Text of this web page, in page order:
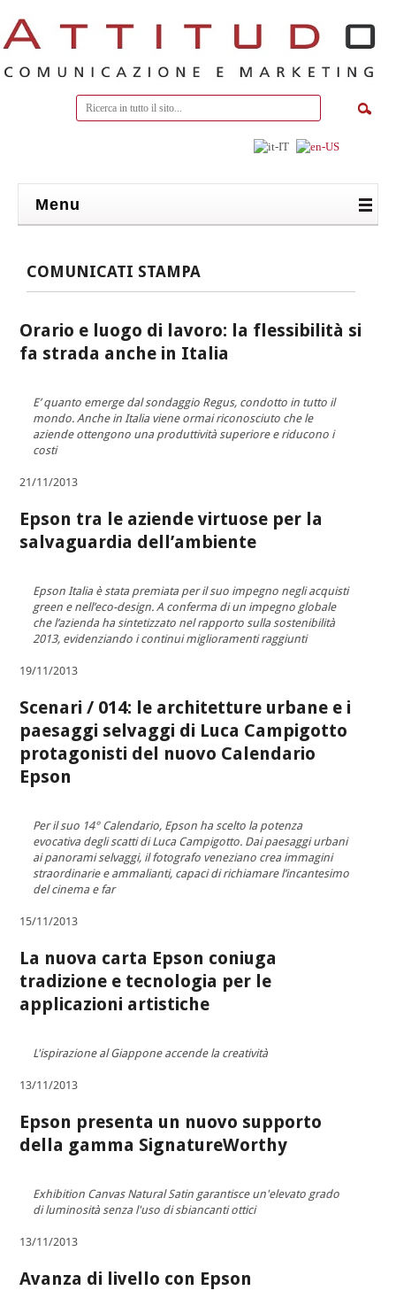
Menu
COMUNICATI STAMPA
Orario e luogo di lavoro: la flessibilità si
fa strada anche in Italia
E’ quanto emerge dal sondaggio Regus, condotto in tutto il
mondo. Anche in Italia viene ormai riconosciuto che le
aziende ottengono una produttività superiore e riducono i
costi
21/11/2013
Epson tra le aziende virtuose per la
salvaguardia dell’ambiente
Epson Italia è stata premiata per il suo impegno negli acquisti
green e nell’eco-design. A conferma di un impegno globale
che l’azienda ha sintetizzato nel rapporto sulla sostenibilità
2013, evidenziando i continui miglioramenti raggiunti
19/11/2013
Scenari / 014: le architetture urbane e i
paesaggi selvaggi di Luca Campigotto
protagonisti del nuovo Calendario
Epson
Per il suo 14° Calendario, Epson ha scelto la potenza
evocativa degli scatti di Luca Campigotto. Dai paesaggi urbani
ai panorami selvaggi, il fotografo veneziano crea immagini
straordinarie e ammalianti, capaci di richiamare l’incantesimo
del cinema e far
15/11/2013
La nuova carta Epson coniuga
tradizione e tecnologia per le
applicazioni artistiche
L'ispirazione al Giappone accende la creatività
13/11/2013
Epson presenta un nuovo supporto
della gamma SignatureWorthy
Exhibition Canvas Natural Satin garantisce un'elevato grado
di luminosità senza l'uso di sbiancanti ottici
13/11/2013
Avanza di livello con Epson